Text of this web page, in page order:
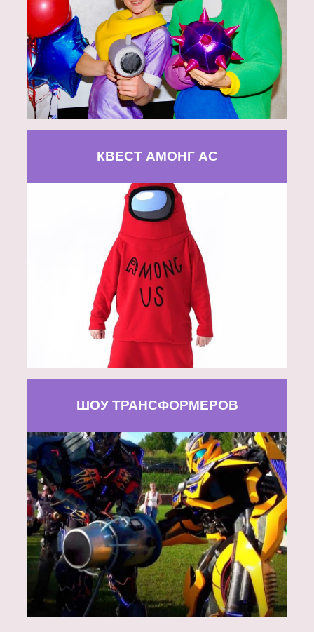
КВЕСТ АМОНГ АС
ШОУ ТРАНСФОРМЕРОВ